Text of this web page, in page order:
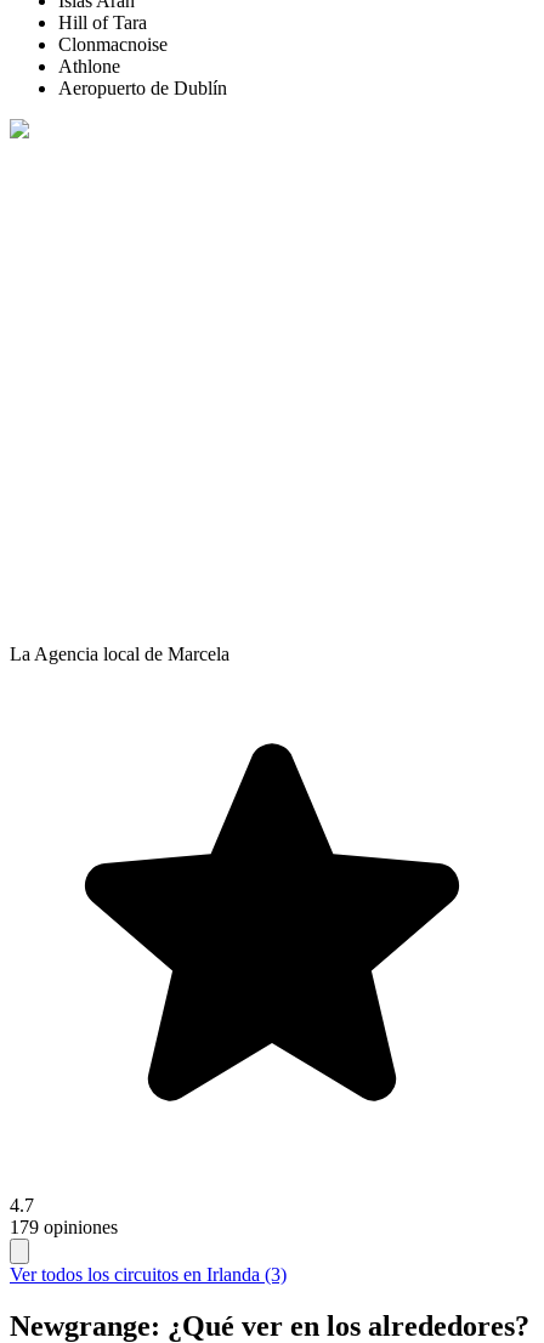
Hill of Tara
Clonmacnoise
Athlone
Aeropuerto de Dublín
La Agencia local de Marcela
4.7
179 opiniones
Ver todos los circuitos en Irlanda (3)
Newgrange: ¿Qué ver en los alrededores?